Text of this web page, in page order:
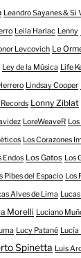
Leandro Sayanes & Si
Leila Harlac Lenny
Levcovich Le
Ley de la Música Life
Lindsay Cooper
Lonny Ziblat
LoreWeaveR
Los Corazones
Endos Los Gatos Los
Pibes del Espacio Los
Alves de Lima
Morelli Luciano
Lucy Patané Lucía
Spinetta Luis